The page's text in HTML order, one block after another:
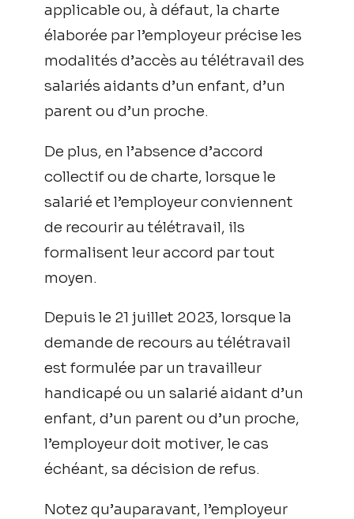
applicable ou, à défaut, la charte
élaborée par l’employeur précise les
modalités d’accès au télétravail des
salariés aidants d’un enfant, d’un
parent ou d’un proche.
De plus, en l’absence d’accord
collectif ou de charte, lorsque le
salarié et l’employeur conviennent
de recourir au télétravail, ils
formalisent leur accord par tout
moyen.
Depuis le 21 juillet 2023, lorsque la
demande de recours au télétravail
est formulée par un travailleur
handicapé ou un salarié aidant d’un
enfant, d’un parent ou d’un proche,
l’employeur doit motiver, le cas
échéant, sa décision de refus.
Notez qu’auparavant, l’employeur